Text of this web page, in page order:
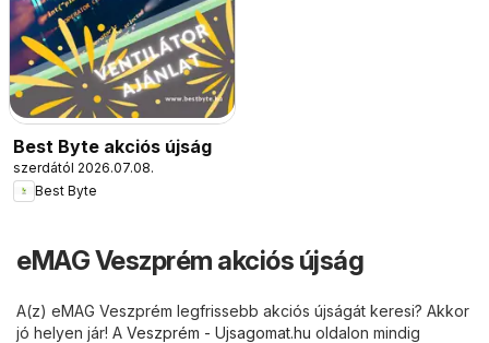
Best Byte akciós újság
szerdától 2026.07.08.
Best Byte
eMAG Veszprém akciós újság
A(z) eMAG Veszprém legfrissebb akciós újságát keresi? Akkor
jó helyen jár! A Veszprém - Ujsagomat.hu oldalon mindig